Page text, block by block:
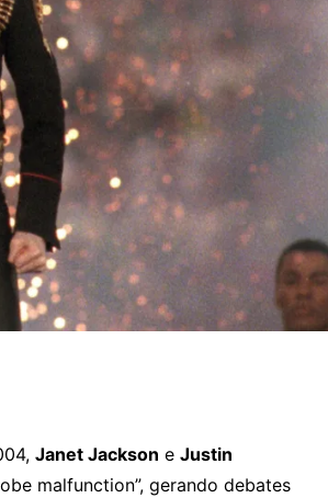
Janet Jackson e Justin
malfunction”, gerando debates